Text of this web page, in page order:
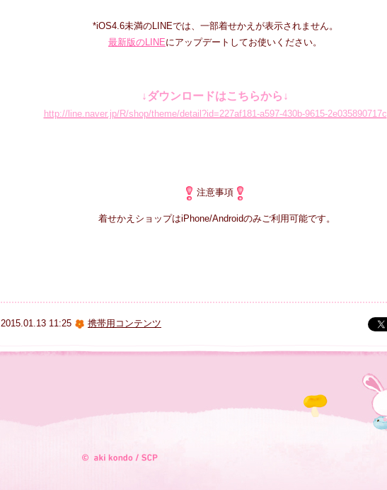
*iOS4.6未満のLINEでは、一部着せかえが表示されません。
最新版のLINEにアップデートしてお使いください。
↓ダウンロードはこちらから↓
http://line.naver.jp/R/shop/theme/detail?id=227af181-a597-430b-9615-2e035890717c
注意事項
着せかえショップはiPhone/Androidのみご利用可能です。
2015.01.13 11:25 携帯用コンテンツ